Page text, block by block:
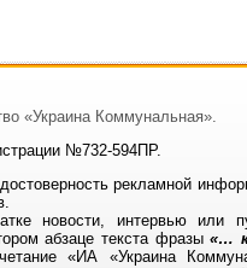
«Украина Коммунальная».
№732-594ПР.
достоверность рекламной
новости, интервью или
абзаце текста фразы «…
«ИА «Украина